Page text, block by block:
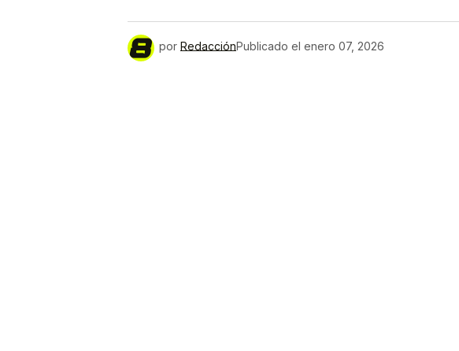
por RedacciónPublicado el enero 07, 2026